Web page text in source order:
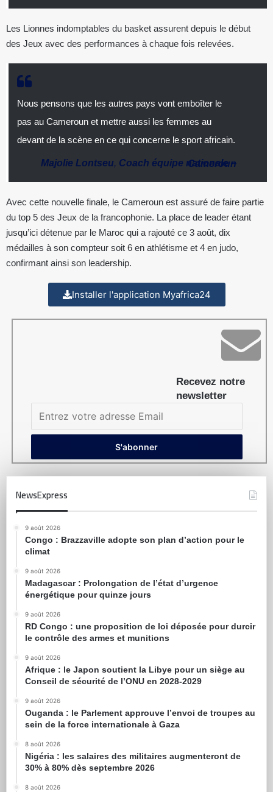
Les Lionnes indomptables du basket assurent depuis le début
des Jeux avec des performances à chaque fois relevées.
Nous pensons que les autres pays vont emboîter le
pas au Cameroun et mettre aussi les femmes au
devant de la scène en ce qui concerne le sport africain.
Majolie Lontseu, Coach équipe nationale–
Cameroun
Avec cette nouvelle finale, le Cameroun est assuré de faire partie
du top 5 des Jeux de la francophonie. La place de leader étant
jusqu’ici détenue par le Maroc qui a rajouté ce 3 août, dix
médailles à son compteur soit 6 en athlétisme et 4 en judo,
confirmant ainsi son leadership.
Installer l'application Myafrica24
Recevez notre
newsletter
NewsExpress
9 août 2026
Congo : Brazzaville adopte son plan d’action pour le
climat
9 août 2026
Madagascar : Prolongation de l’état d’urgence
énergétique pour quinze jours
9 août 2026
RD Congo : une proposition de loi déposée pour durcir
le contrôle des armes et munitions
9 août 2026
Afrique : le Japon soutient la Libye pour un siège au
Conseil de sécurité de l’ONU en 2028-2029
9 août 2026
Ouganda : le Parlement approuve l’envoi de troupes au
sein de la force internationale à Gaza
8 août 2026
Nigéria : les salaires des militaires augmenteront de
30% à 80% dès septembre 2026
8 août 2026